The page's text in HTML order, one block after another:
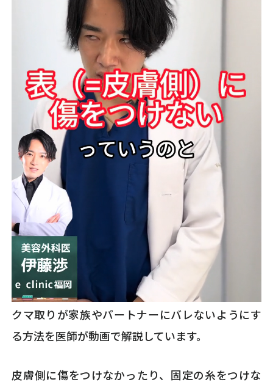
クマ取りが家族やパートナーにバレないようにす
る方法を医師が動画で解説しています。
皮膚側に傷をつけなかったり、固定の糸をつけな